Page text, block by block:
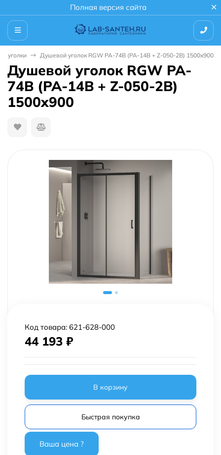
Полная версия сайта
уголки Душевой уголок RGW PA-74B (PA-14B + Z-050-2B) 1500x900
Душевой уголок RGW PA-
74B (PA-14B + Z-050-2B)
1500x900
Код товара: 621-628-000
44 193 ₽
В корзину
Быстрая покупка